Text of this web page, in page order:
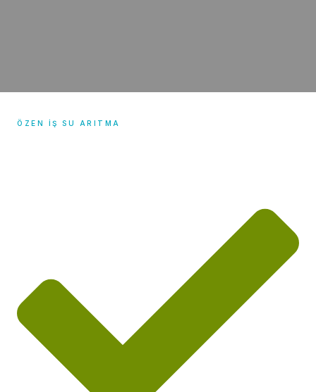
ÖZEN IŞ SU ARITMA